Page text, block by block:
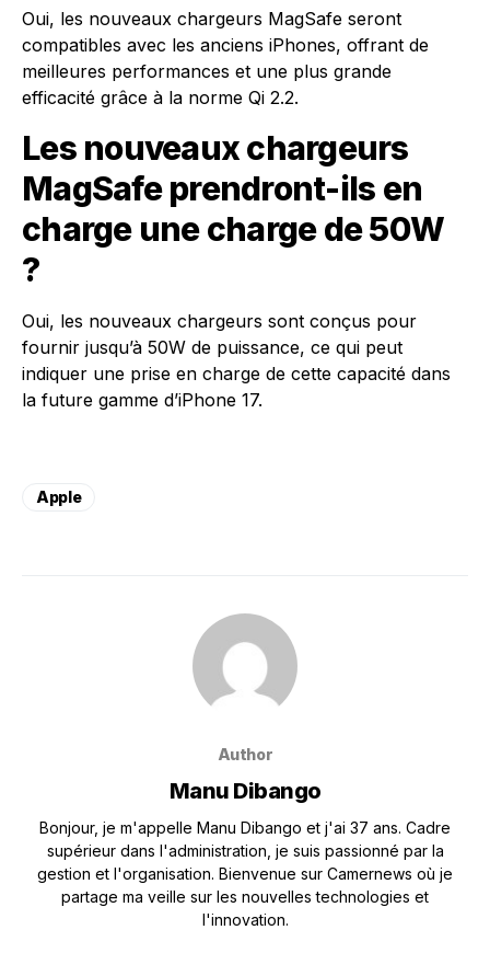
Oui, les nouveaux chargeurs MagSafe seront
compatibles avec les anciens iPhones, offrant de
meilleures performances et une plus grande
efficacité grâce à la norme Qi 2.2.
Les nouveaux chargeurs
MagSafe prendront-ils en
charge une charge de 50W
?
Oui, les nouveaux chargeurs sont conçus pour
fournir jusqu’à 50W de puissance, ce qui peut
indiquer une prise en charge de cette capacité dans
la future gamme d’iPhone 17.
Apple
Author
Manu Dibango
Bonjour, je m'appelle Manu Dibango et j'ai 37 ans. Cadre
supérieur dans l'administration, je suis passionné par la
gestion et l'organisation. Bienvenue sur Camernews où je
partage ma veille sur les nouvelles technologies et
l'innovation.